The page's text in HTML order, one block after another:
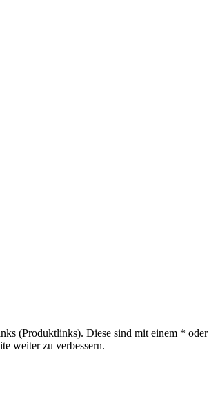
(Produktlinks). Diese sind mit einem *
weiter zu verbessern.